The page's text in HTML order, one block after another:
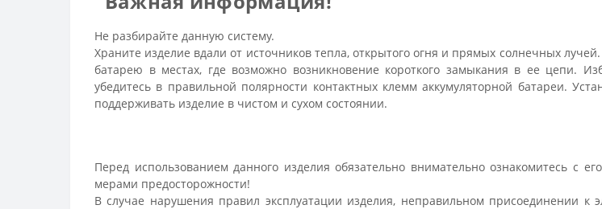
Не разбирайте данную систему.
Храните изделие вдали от источников тепла, открытого огня и прямых солнечных
батарею в местах, где возможно возникновение короткого замыкания в ее цепи.
убедитесь в правильной полярности контактных клемм аккумуляторной батареи.
поддерживать изделие в чистом и сухом состоянии.
Перед использованием данного изделия обязательно внимательно ознакомитесь с
мерами предосторожности!
В случае нарушения правил эксплуатации изделия, неправильном присоединении к